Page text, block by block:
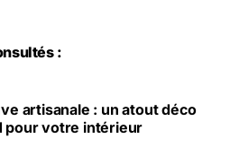
:
artisanale : un atout déco
pour votre intérieur